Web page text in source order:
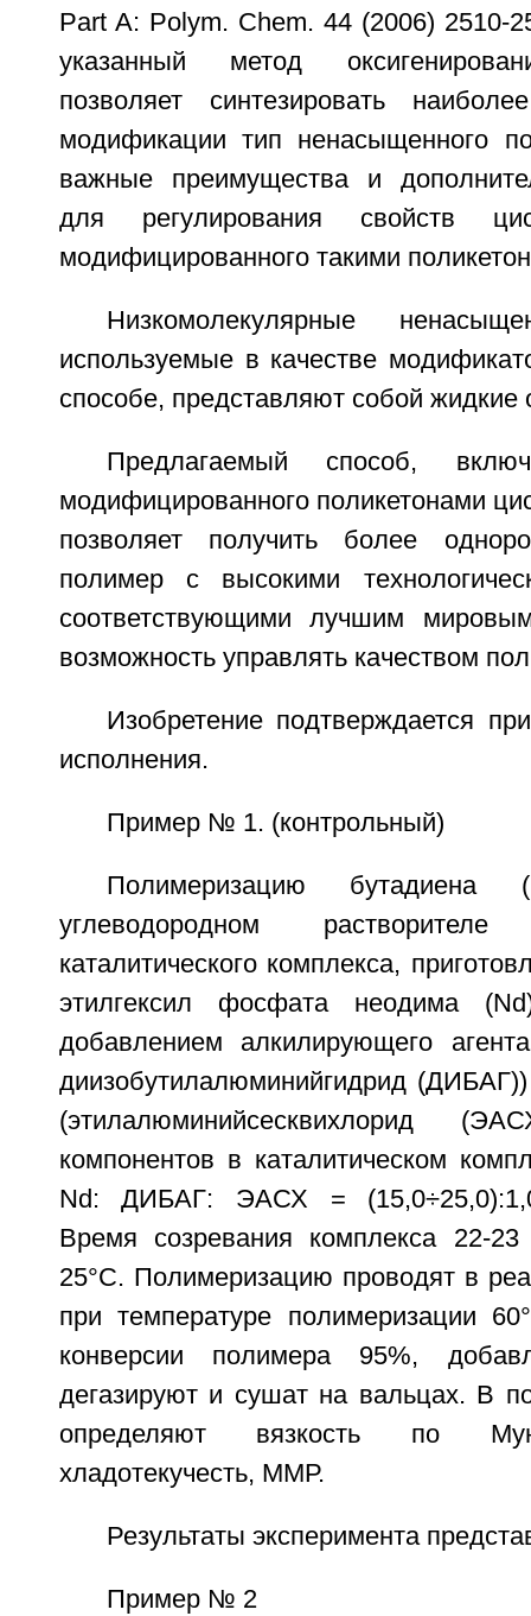
Part А: Polym. Chem. 44 (2006) 2510-
указанный метод
позволяет синтезировать
модификации тип ненасыщенного
важные преимущества и
для регулирования свойств цис-
модифицированного такими
Низкомолекулярные
используемые в качестве
способе, представляют собой жидкие
Предлагаемый способ,
модифицированного поликетонами
позволяет получить более
полимер с высокими
соответствующими лучшим
возможность управлять качеством
Изобретение подтверждается
исполнения.
Пример № 1. (контрольный)
Полимеризацию
углеводородном
каталитического комплекса,
этилгексил фосфата неодима
добавлением алкилирующего
диизобутилалюминийгидрид
(этилалюминийсесквихлорид
компонентов в каталитическом
Nd: ДИБАГ: ЭАСХ =
Время созревания комплекса 22-
25°C. Полимеризацию проводят в
при температуре полимеризации
конверсии полимера 95%,
дегазируют и сушат на вальцах. В
определяют вязкость по
хладотекучесть, ММР.
Результаты эксперимента
Пример № 2